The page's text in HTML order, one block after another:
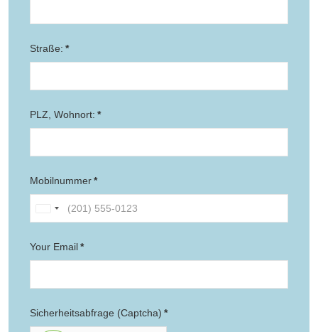
Straße: *
PLZ, Wohnort: *
Mobilnummer*
United
Your Email*
Sicherheitsabfrage (Captcha) *